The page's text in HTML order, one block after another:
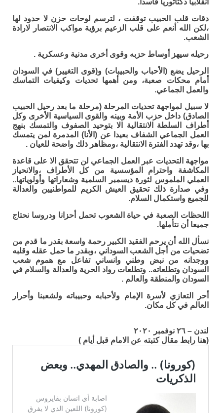
انقلابيا دكتاتوريا فاسدا.
دقات قلب الحبيب توقفت ، لترسم لوحات حزن لا حدود لها
،لكن الله أنعم على قلب الزعيم برؤية مواكب الانتصار لارادة
الشعب.
رحيله سيهز أوساط حزبه وقوى أخرى مدنية وعسكرية .
الرحيل يضع (الأحباب والحبيبات) و(قوى التغيير) في السودان
أمام محكات صعبة، ومن أهمها تحديات وكيفيات التماسك
والعمل الجماعي.
لا سبيل لمواجهة تحديات المرحلة (مرحلة ما بعد رحيل الحبيب
الصادق) داخل حزب الأمة وبينه والقوى السياسية الأخرى وكل
أطراف السلطة الانتقالية الا بتوحيد الصفوف والتمسك بنهج
العمل الجماعي الشفاف بعيدا عن (الأنا) المدمرة لمن يتمسك
بها ،وقد تهدد الفترة الانتقالية ،ومظاهر ذلك واضحة للعيان .
مواجهة التحديات عبر العمل الجماعي لن تتحقق الا على قاعدة
المكاشفة واحترام المؤسسية من كل الأطراف ،والانحياز
العملي الملموس لثورة ديسمبر السلمية وشعاراتها وأولوياتها..
وفي صدارة ذلك تحقيق العيش الكريم للمواطنيين والعدالة
للجميع واستكمال السلام.
اللحظات الصعبة في حياة الشعوب تحمل أحزانا ودروسا نحتاج
جميعا أن نتأملها.
نسأل الله أن يرحم الفقيد الكبير رحمة واسعة بقدر ما قدم من
تضحيات من أجل الشعب السوداني ،وبقدر ما حمل عقله وقلبه
ووجدانه من نبض وطني وانساني تفاعل مع هموم شعب
السودان وتطلعاته.. وتطلعات رواد الحرية والعدالة والسلام في
السودان والمنطقة والعالم .
أحر التعازي لأسرة الإمام ولأحبابه وحبيباته ولشعبنا وأحرار
العالم في كل مكان.
لندن – ٢٦ نوفمبر ٢٠٢٠
(هنا رابط مقال كتبته عن الامام قبل أيام )